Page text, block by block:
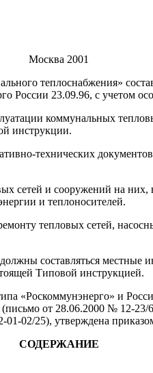
Москва 2001
теплоснабжения»
России 23.09.96, с учетом
коммунальных
инструкции.
технических
сетей и сооружений на
и теплоносителей.
тепловых сетей,
составляться местные
Типовой инструкцией.
«Роскоммунэнерго» и
от 28.06.2000 № 12-23/
02/25), утверждена
СОДЕРЖАНИЕ